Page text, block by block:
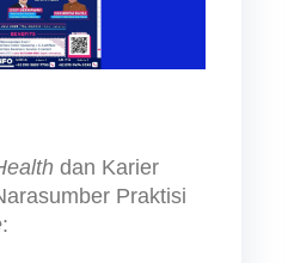
dan Karier
Praktisi
: